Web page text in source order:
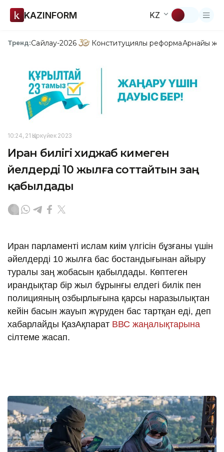
KAZINFORM KZ
Тренд:Сайлау-2026 Конституциялық реформаАрнайы
10:24, 21 Қыркүйек 2023
Иран билігі хиджаб кимеген
әйелдерді 10 жылға соттайтын заң
қабылдады
Иран парламенті ислам киім үлгісін бұзғаны үшін
әйелдерді 10 жылға бас бостандығынан айыру
туралы заң жобасын қабылдады. Көптеген
ирандықтар бір жыл бұрынғы елдегі билік пен
полицияның озбырлығына қарсы наразылықтан
кейін басын жауып жүруден бас тартқан еді, деп
хабарлайды ҚазАқпарат ВВС жаңалықтарына
сілтеме жасап.